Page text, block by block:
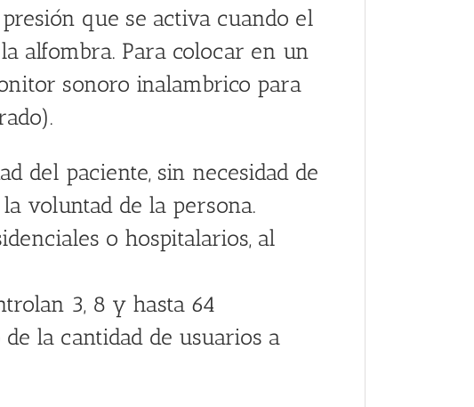
que se activa cuando el
alfombra. Para colocar en un
sonoro inalambrico para
del paciente, sin necesidad de
voluntad de la persona.
o hospitalarios, al
3, 8 y hasta 64
la cantidad de usuarios a